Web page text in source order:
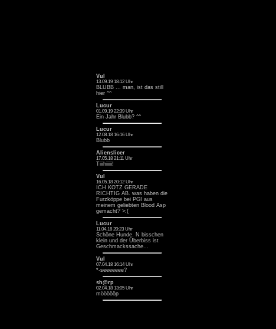
Vul
13.09.19 18:12 Uhr
BLUBB ... man, ist das still
hier ^^
Lucur
01.09.19 22:39 Uhr
Ein Jahr Blubb? ^^
Lucur
12.08.18 16:16 Uhr
Blubb
Alienslicer
17.05.18 21:11 Uhr
Tiiihiiiii!
Vul
16.05.18 20:12 Uhr
ICH KOTZ GERADE
RICHTIG AB. was haben die
Furzköppe bei PGI aus
meinem geliebten Blood Asp
gemacht? >:(
Lucur
11.04.18 20:23 Uhr
Schöne Hunde. N bisschen
klein und der Überbiss ist
Geschmackssache...
Vul
07.04.18 16:14 Uhr
*-seeeeeee?
sh@rp
02.04.18 13:05 Uhr
möööööp